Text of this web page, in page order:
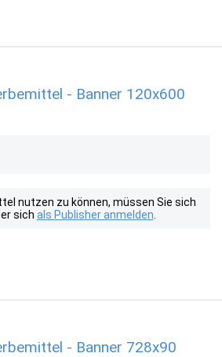
- Banner 120x600
nutzen zu können, müssen Sie sich
sich als Publisher anmelden
- Banner 728x90